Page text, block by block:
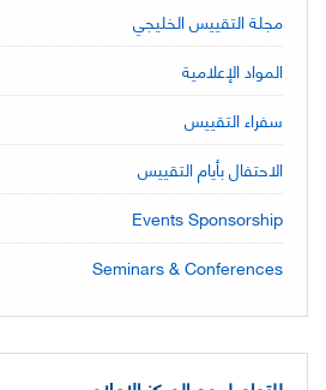
مجلة التقييس الخليجي
المواد الإعلامية
سفراء التقييس
الاحتفال بأيام التقييس
Events Sponsorship
Seminars & Conferences